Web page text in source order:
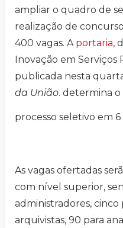
ampliar o quadro de
realização de
400 vagas. A portaria,
Inovação em Serviços
publicada nesta
da União. determina
processo seletivo em 6
As vagas ofertadas
com nível superior,
administradores,
arquivistas, 90 para